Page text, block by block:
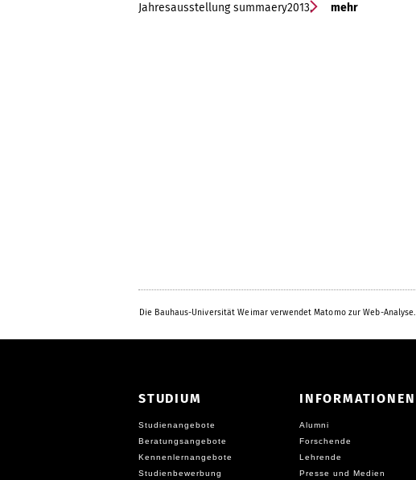
Jahresausstellung summaery2013.
mehr
Die Bauhaus-Universität Weimar verwendet Matomo zur Web-Analyse.
STUDIUM
Studienangebote
Beratungsangebote
Kennenlernangebote
Studienbewerbung
INFORMATIONEN
Alumni
Forschende
Lehrende
Presse und Medien